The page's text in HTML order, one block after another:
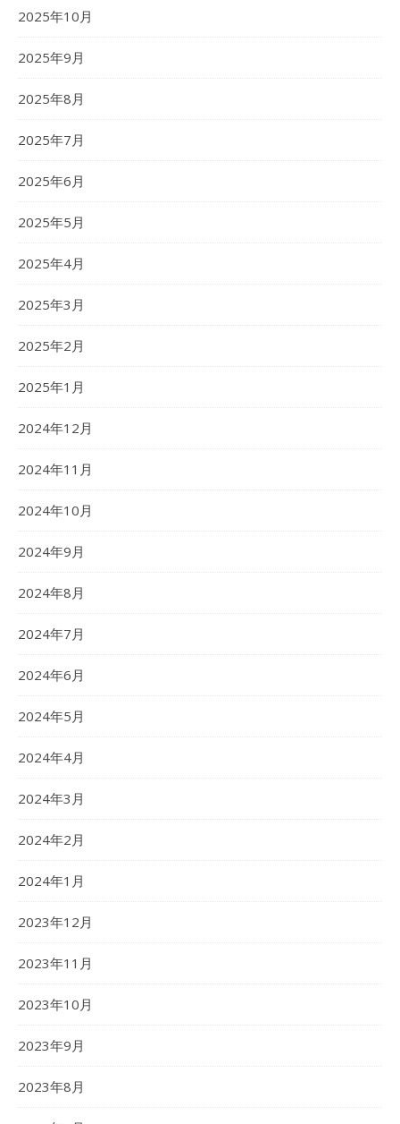
2025年10月
2025年9月
2025年8月
2025年7月
2025年6月
2025年5月
2025年4月
2025年3月
2025年2月
2025年1月
2024年12月
2024年11月
2024年10月
2024年9月
2024年8月
2024年7月
2024年6月
2024年5月
2024年4月
2024年3月
2024年2月
2024年1月
2023年12月
2023年11月
2023年10月
2023年9月
2023年8月